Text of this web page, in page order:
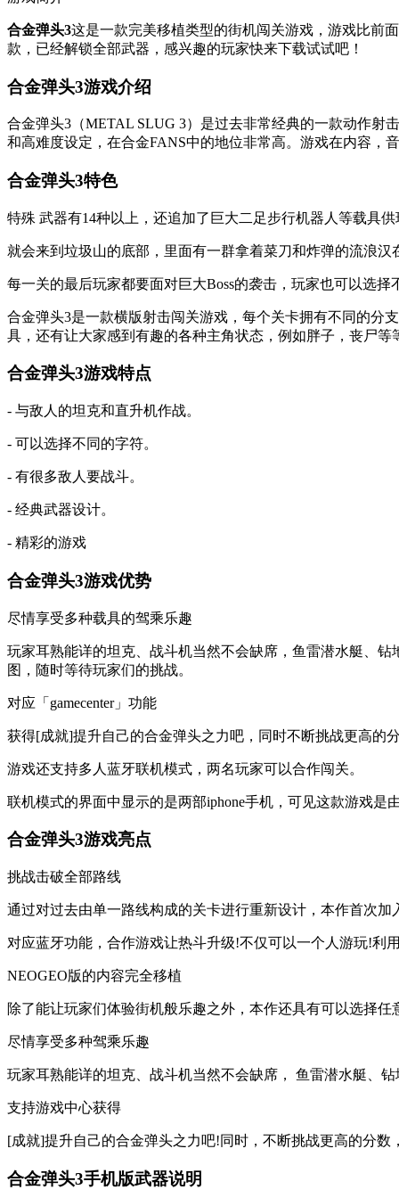
合金弹头3这是一款完美移植类型的街机闯关游戏，游戏比前
款，已经解锁全部武器，感兴趣的玩家快来下载试试吧！
合金弹头3游戏介绍
合金弹头3（METAL SLUG 3）是过去非常经典的一款动作射
和高难度设定，在合金FANS中的地位非常高。游戏在内容，
合金弹头3特色
特殊 武器有14种以上，还追加了巨大二足步行机器人等载具
就会来到垃圾山的底部，里面有一群拿着菜刀和炸弹的流浪
每一关的最后玩家都要面对巨大Boss的袭击，玩家也可以选
合金弹头3是一款横版射击闯关游戏，每个关卡拥有不同的分
具，还有让大家感到有趣的各种主角状态，例如胖子，丧尸
合金弹头3游戏特点
- 与敌人的坦克和直升机作战。
- 可以选择不同的字符。
- 有很多敌人要战斗。
- 经典武器设计。
- 精彩的游戏
合金弹头3游戏优势
尽情享受多种载具的驾乘乐趣
玩家耳熟能详的坦克、战斗机当然不会缺席，鱼雷潜水艇、
图，随时等待玩家们的挑战。
对应「gamecenter」功能
获得[成就]提升自己的合金弹头之力吧，同时不断挑战更高的
游戏还支持多人蓝牙联机模式，两名玩家可以合作闯关。
联机模式的界面中显示的是两部iphone手机，可见这款游戏是
合金弹头3游戏亮点
挑战击破全部路线
通过对过去由单一路线构成的关卡进行重新设计，本作首次
对应蓝牙功能，合作游戏让热斗升级!不仅可以一个人游玩!利
NEOGEO版的内容完全移植
除了能让玩家们体验街机般乐趣之外，本作还具有可以选择
尽情享受多种驾乘乐趣
玩家耳熟能详的坦克、战斗机当然不会缺席， 鱼雷潜水艇、
支持游戏中心获得
[成就]提升自己的合金弹头之力吧!同时，不断挑战更高的分数
合金弹头3手机版武器说明